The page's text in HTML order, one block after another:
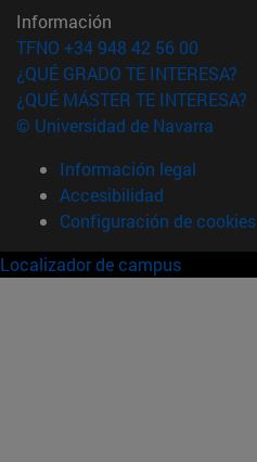
Información
TFNO +34 948 42 56 00
¿QUÉ GRADO TE INTERESA?
¿QUÉ MÁSTER TE INTERESA?
© Universidad de Navarra
Información legal
Accesibilidad
Configuración de cookies
Localizador de campus